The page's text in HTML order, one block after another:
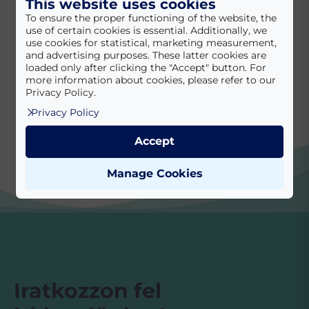
Iratkozzon fel
This website uses cookies
To ensure the proper functioning of the website, the
use of certain cookies is essential. Additionally, we
use cookies for statistical, marketing measurement,
and advertising purposes. These latter cookies are
loaded only after clicking the "Accept" button. For
more information about cookies, please refer to our
Privacy Policy.
Privacy Policy
Manage Cookies
Accept